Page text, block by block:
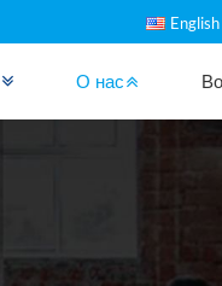
English
О нас